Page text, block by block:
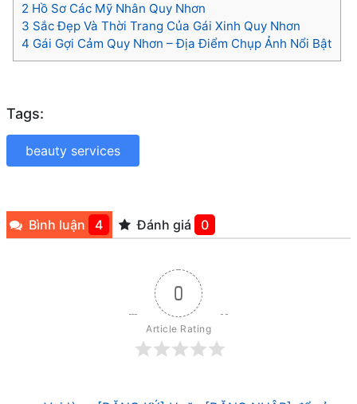
2 Hồ Sơ Các Mỹ Nhân Quy Nhơn
3 Sắc Đẹp Và Thời Trang Của Gái Xinh Quy Nhơn
4 Gái Gợi Cảm Quy Nhơn – Địa Điểm Chụp Ảnh Nổi Bật
Tags:
beauty services
Bình luận 4 Đánh giá 0
0
Article Rating